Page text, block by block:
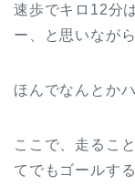
速歩でキロ12分
ー、と思いながら
ほんでなんとか
ここで、走るこ
てでもゴールす